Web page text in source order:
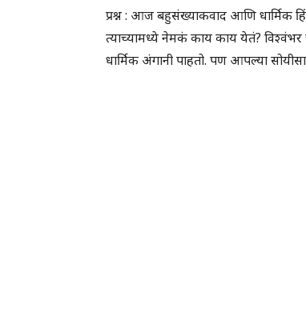
प्रश्न : आज बहुसंख्याकवाद आणि धार्मिक
त्याच्यामध्ये नेमकं काय काय येतं?
धार्मिक अंगानी पाहतो. पण आपल्या